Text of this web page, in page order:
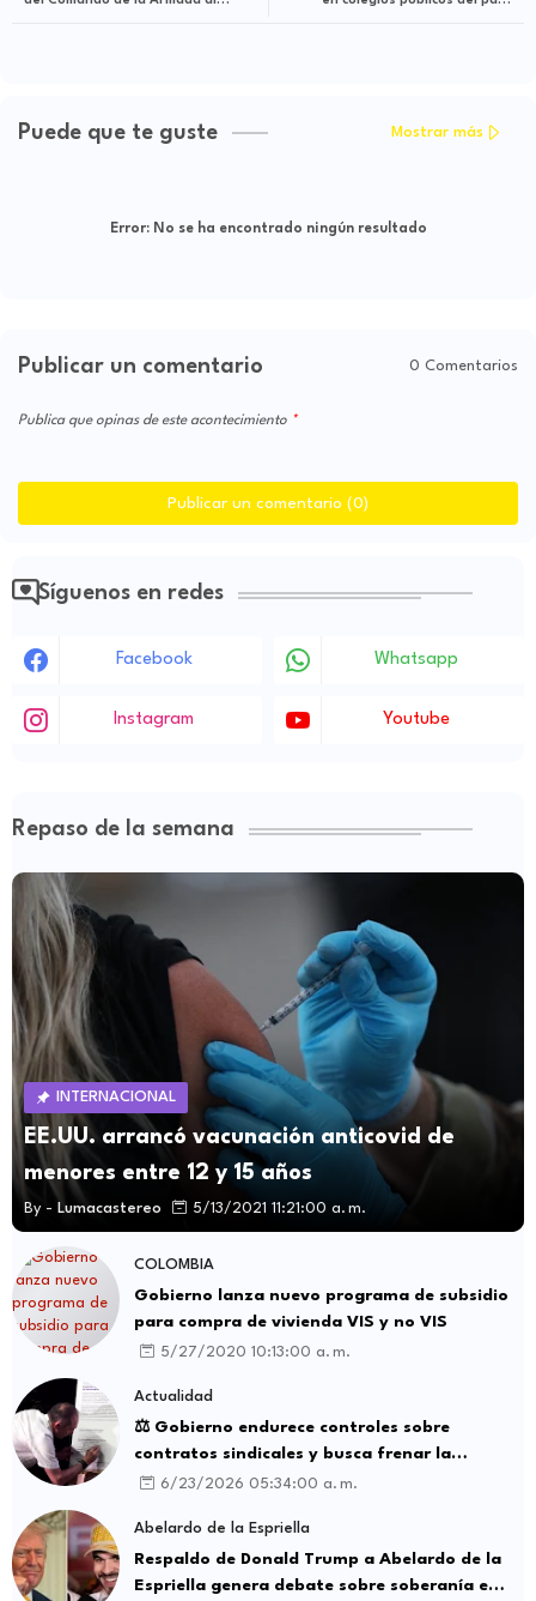
Puede que te guste Mostrar más
Error:No se ha encontrado ningún resultado
Publicar un comentario 0 Comentarios
Publica que opinas de este acontecimiento
Publicar un comentario (0)
Síguenos en redes
Facebook Whatsapp
Instagram Youtube
Repaso de la semana
INTERNACIONAL
EE.UU. arrancó vacunación anticovid de
menores entre 12 y 15 años
By - Lumacastereo 5/13/2021 11:21:00 a. m.
COLOMBIA
Gobierno lanza nuevo programa de subsidio
para compra de vivienda VIS y no VIS
5/27/2020 10:13:00 a. m.
Actualidad
⚖️ Gobierno endurece controles sobre
contratos sindicales y busca frenar la
intermediación laboral ilegal
6/23/2026 05:34:00 a. m.
Abelardo de la Espriella
Respaldo de Donald Trump a Abelardo de la
Espriella genera debate sobre soberanía e